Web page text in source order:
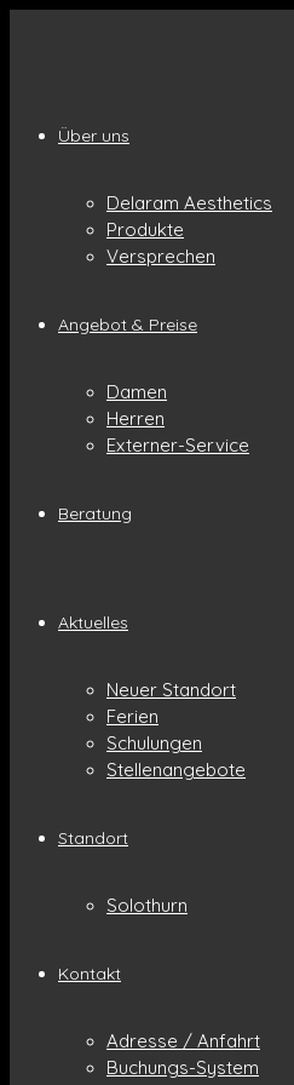
Über uns
Delaram Aesthetics
Produkte
Versprechen
Angebot & Preise
Damen
Herren
Externer-Service
Beratung
Aktuelles
Neuer Standort
Ferien
Schulungen
Stellenangebote
Standort
Solothurn
Kontakt
Adresse / Anfahrt
Buchungs-System